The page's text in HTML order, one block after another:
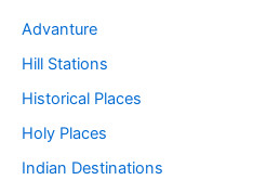
Advanture
Hill Stations
Historical Places
Holy Places
Indian Destinations